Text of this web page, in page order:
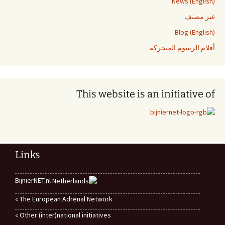
غير مصنف
Blog (English)
أفلام الرسوم المتحركة
This website is an initiative of
Links
BijnierNET.nl
The European Adrenal Network »
Other (inter)national initiatives »